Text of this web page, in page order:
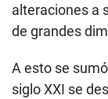
alteraciones a
de grandes
A esto se
siglo XXI se